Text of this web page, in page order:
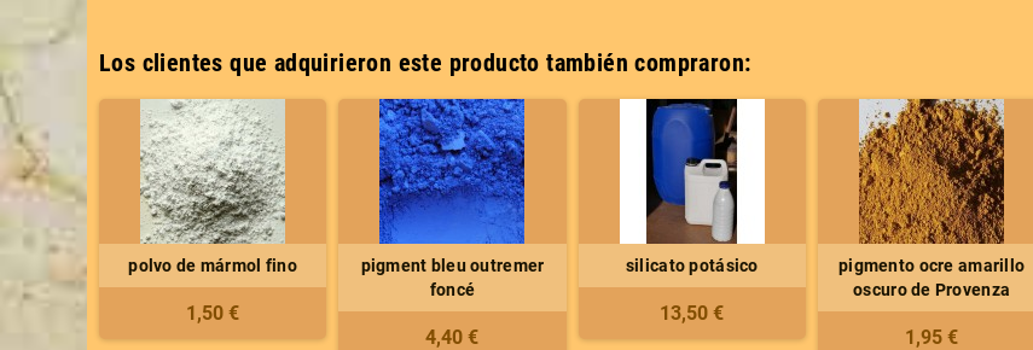
Los clientes que adquirieron este producto también compraron:
polvo de mármol fino
1,50 €
pigment bleu outremer
foncé
4,40 €
silicato potásico
13,50 €
pigmento ocre amarillo
oscuro de Provenza
1,95 €